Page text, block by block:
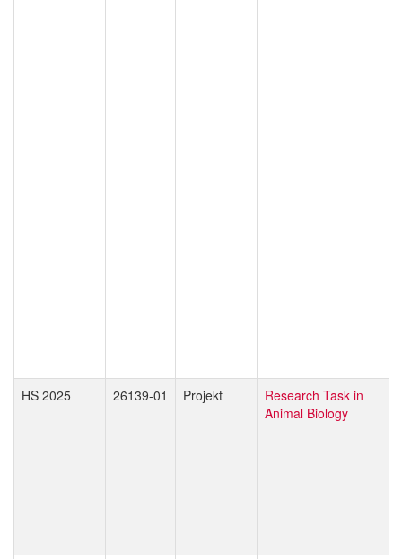
HS 2025 26139-01 Projekt
Research Task in
Animal Biology